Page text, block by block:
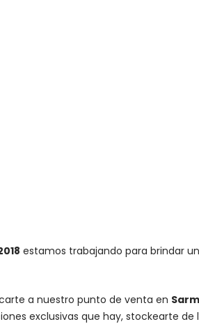
estamos trabajando para brindar
a nuestro punto de venta en
exclusivas que hay, stockearte de